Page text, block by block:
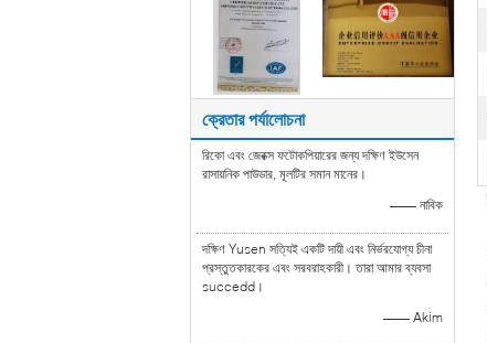
ক্রেতার পর্যালোচনা
রিকো এবং জেরক্স ফটোকপিয়ারের জন্য দক্ষিণ ইউসেন
রাসায়নিক পাউডার, মূলটির সমান মানের।
—— নাবিক
দক্ষিণ Yusen সত্যিই একটি দায়ী এবং নির্ভরযোগ্য চীনা
প্রস্তুতকারকের এবং সরবরাহকারী। তারা আমার ব্যবসা
succedd।
—— Akim